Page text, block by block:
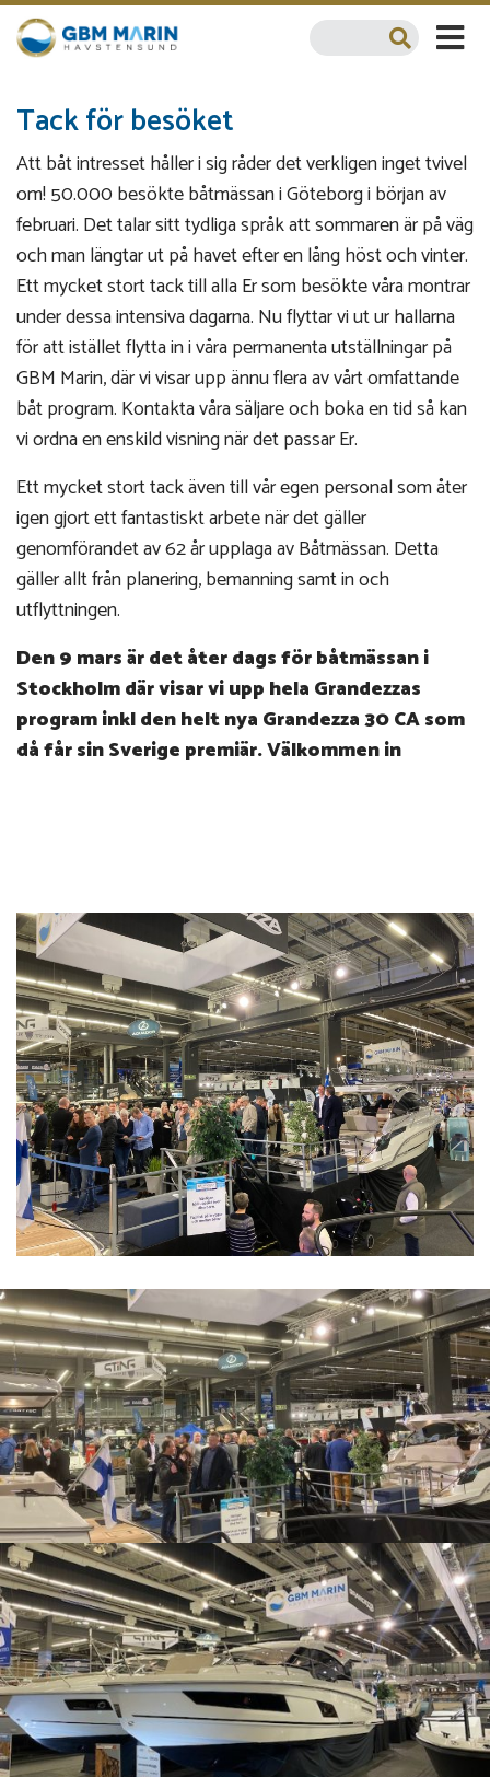
Tack för besöket
Att båt intresset håller i sig råder det verkligen inget tvivel
om! 50.000 besökte båtmässan i Göteborg i början av
februari. Det talar sitt tydliga språk att sommaren är på väg
och man längtar ut på havet efter en lång höst och vinter.
Ett mycket stort tack till alla Er som besökte våra montrar
under dessa intensiva dagarna. Nu flyttar vi ut ur hallarna
för att istället flytta in i våra permanenta utställningar på
GBM Marin, där vi visar upp ännu flera av vårt omfattande
båt program. Kontakta våra säljare och boka en tid så kan
vi ordna en enskild visning när det passar Er.
Ett mycket stort tack även till vår egen personal som åter
igen gjort ett fantastiskt arbete när det gäller
genomförandet av 62 år upplaga av Båtmässan. Detta
gäller allt från planering, bemanning samt in och
utflyttningen.
Den 9 mars är det åter dags för båtmässan i
Stockholm där visar vi upp hela Grandezzas
program inkl den helt nya Grandezza 30 CA som
då får sin Sverige premiär. Välkommen in